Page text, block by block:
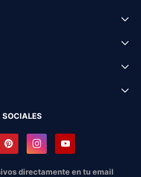
SOCIALES
directamente en tu email